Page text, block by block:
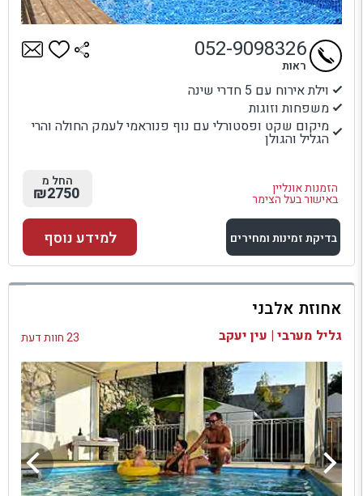
וילת אירוח עם 5 חדרי שינה
משפחות וזוגות
מיקום שקט ופסטורלי עם נוף פנוראמי לעמק החולה והרי
הגליל והגולן
הזמנות אונליין
באישור בעל הצימר
052-9098326
ראות
החל מ
₪2750
בדיקת זמינות ומחירים
למתחם זה
בדיקת זמינות ומחירים
למידע נוסף
אחוזת אלבני
גליל מערבי | עין יעקב 23 חוות דעת